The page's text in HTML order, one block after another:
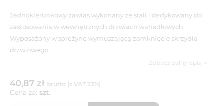
Jednokierunkowy zawias wykonany ze stali i dedykowany do
zastosowania w wewnętrznych drzwiach wahadłowych.
Wyposażony w sprężynę wymuszającą zamknięcie skrzydła
drzwiowego.
Zobacz pełny opis
40,87 zł brutto (z VAT 23%)
Cena za: szt.